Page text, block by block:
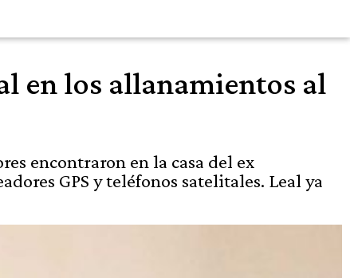
en los allanamientos al
encontraron en la casa del ex
GPS y teléfonos satelitales. Leal ya